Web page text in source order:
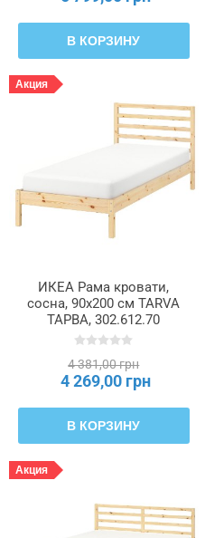
В КОРЗИНУ
Акция
ИКЕА Рама кровати,
сосна, 90x200 см TARVA
ТАРВА, 302.612.70
4 381,00 грн
4 269,00 грн
В КОРЗИНУ
Акция